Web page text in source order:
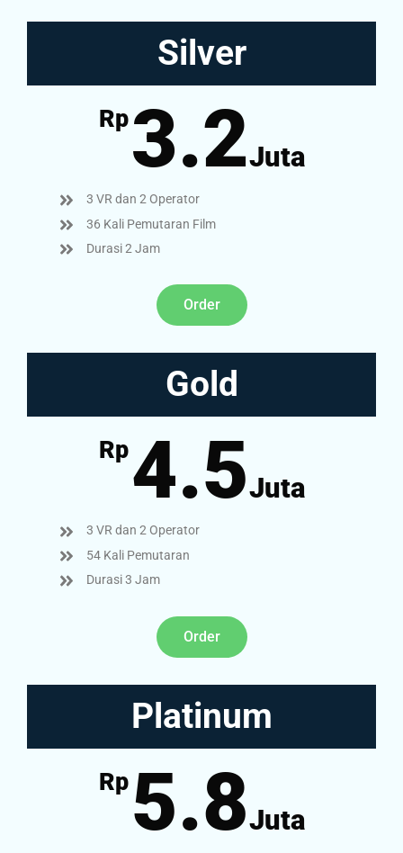
Silver
Rp3.2Juta
3 VR dan 2 Operator
36 Kali Pemutaran Film
Durasi 2 Jam
Order
Gold
Rp4.5Juta
3 VR dan 2 Operator
54 Kali Pemutaran
Durasi 3 Jam
Order
Platinum
Rp 5.8Juta